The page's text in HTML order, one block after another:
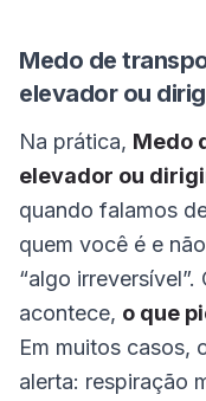
Medo de
elevador ou
Na prática, Medo
elevador ou
quando falamos
quem você é e
“algo
acontece, o que
Em muitos casos,
alerta: respiração